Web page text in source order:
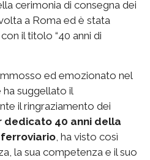
cerimonia di consegna dei
a Roma ed è stata
il titolo “40 anni di
ed emozionato nel
suggellato il
il ringraziamento dei
dedicato 40 anni della
, ha visto così
la sua competenza e il suo